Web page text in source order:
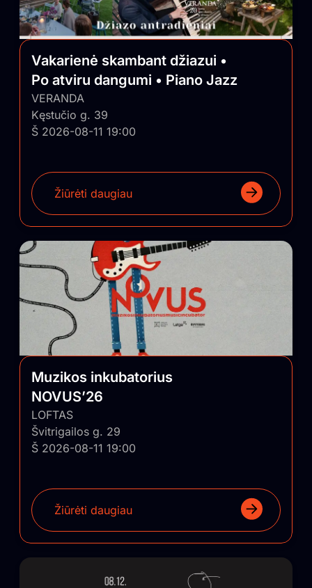
Vakarienė skambant džiazui •
Po atviru dangumi • Piano Jazz
VERANDA
Kęstučio g. 39
Š 2026-08-11 19:00
Žiūrėti daugiau
Muzikos inkubatorius
NOVUS’26
LOFTAS
Švitrigailos g. 29
Š 2026-08-11 19:00
Žiūrėti daugiau